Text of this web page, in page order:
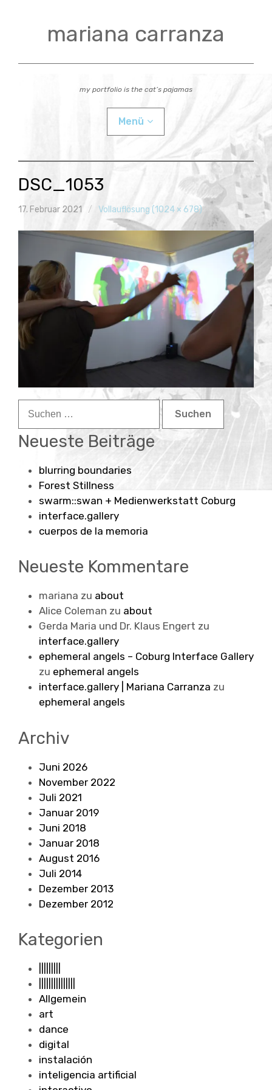
mariana carranza
my portfolio is the cat’s pajamas
Menü
actual
videos
workshops
bio Child-
Menü
about Child-
Menü
contact
DSC_1053
17. Februar 2021 Vollauflösung (1024 × 678)
nach:
Neueste Beiträge
blurring boundaries
Forest Stillness
swarm::swan + Medienwerkstatt Coburg
interface.gallery
cuerpos de la memoria
Neueste Kommentare
mariana zu about
Alice Coleman zu about
Gerda Maria und Dr. Klaus Engert zu
interface.gallery
ephemeral angels – Coburg Interface Gallery
zu ephemeral angels
interface.gallery | Mariana Carranza zu
ephemeral angels
Archiv
Juni 2026
November 2022
Juli 2021
Januar 2019
Juni 2018
Januar 2018
August 2016
Juli 2014
Dezember 2013
Dezember 2012
Kategorien
Allgemein
art
dance
digital
instalación
inteligencia artificial